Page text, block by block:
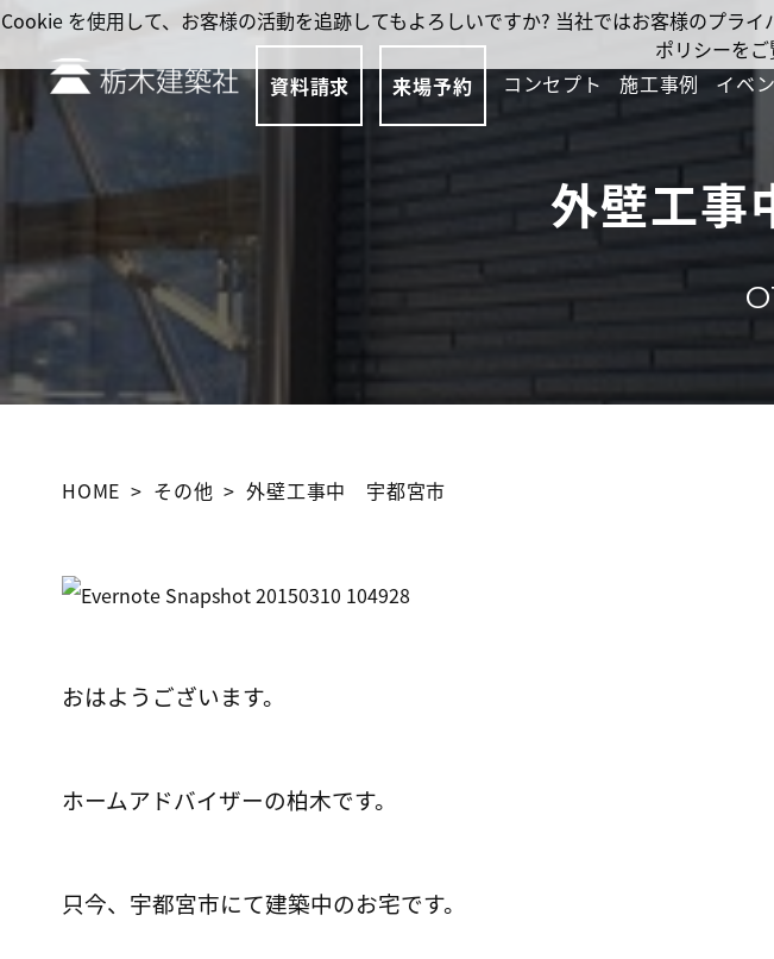
資料請求 来場予約 コンセプト 施工事例 イベ
外壁工
HOME その他 外壁工事中 宇都宮市
おはようございます。
ホームアドバイザーの柏木です。
只今、宇都宮市にて建築中のお宅です。
Cookie を使用して、お客様の活動を追跡してもよろしいですか? 当社ではお客様のプラ
ポリシーをご